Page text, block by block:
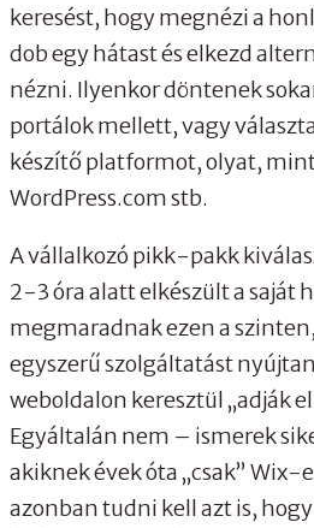
keresést, hogy megnézi a
dob egy hátast és elkezd
nézni. Ilyenkor döntenek
portálok mellett, vagy
készítő platformot, olyat, mint
WordPress.com stb.
A vállalkozó pikk-pakk
2-3 óra alatt elkészült a saját
megmaradnak ezen a
egyszerű szolgáltatást
weboldalon keresztül „adják
Egyáltalán nem – ismerek
akiknek évek óta „csak” Wix-
azonban tudni kell azt is,